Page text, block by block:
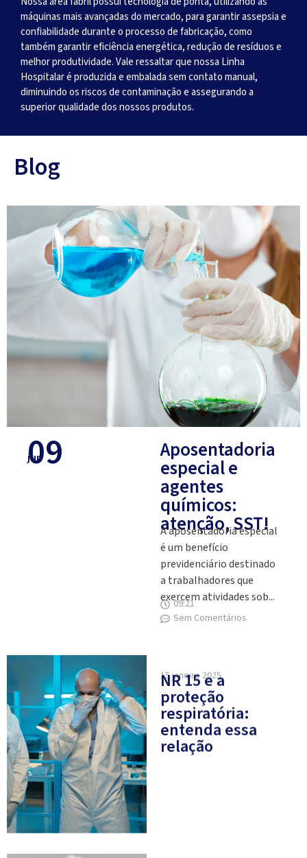
máquinas mais avançadas do mercado, para garantir assepsia e
confiabilidade durante o processo de fabricação, como
também garantir eficiência energética, redução de resíduos e
melhor produtividade. Vale ressaltar que nossa Linha
Hospitalar é produzida e embalada sem contato manual,
diminuindo os riscos de contaminação e assegurando a
superior qualidade dos nossos produtos.
Blog
09
jun Aposentadoria
especial e
agentes
químicos:
atenção, SST!
A aposentadoria especial
é um benefício
previdenciário destinado
a trabalhadores que
exercem atividades sob...
09:21
Sem Comentários
NR 15 e a
proteção
respiratória:
entenda essa
relação